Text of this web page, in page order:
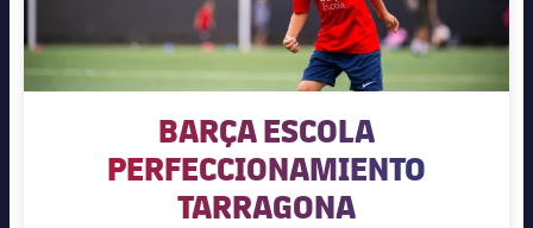
BARÇA ESCOLA
PERFECCIONAMIENTO
TARRAGONA